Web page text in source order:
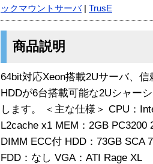
ックマウントサーバ| TrusE
商品説明
64bit対応Xeon搭載2Uサーバ、
HDDが6台搭載可能な2Uシャー
します。 ＜主な仕様＞ CPU：
L2cache x1 MEM：2GB PC3200
DIMM ECC付 HDD：73GB SCA
FDD：なし VGA：ATI Rage XL